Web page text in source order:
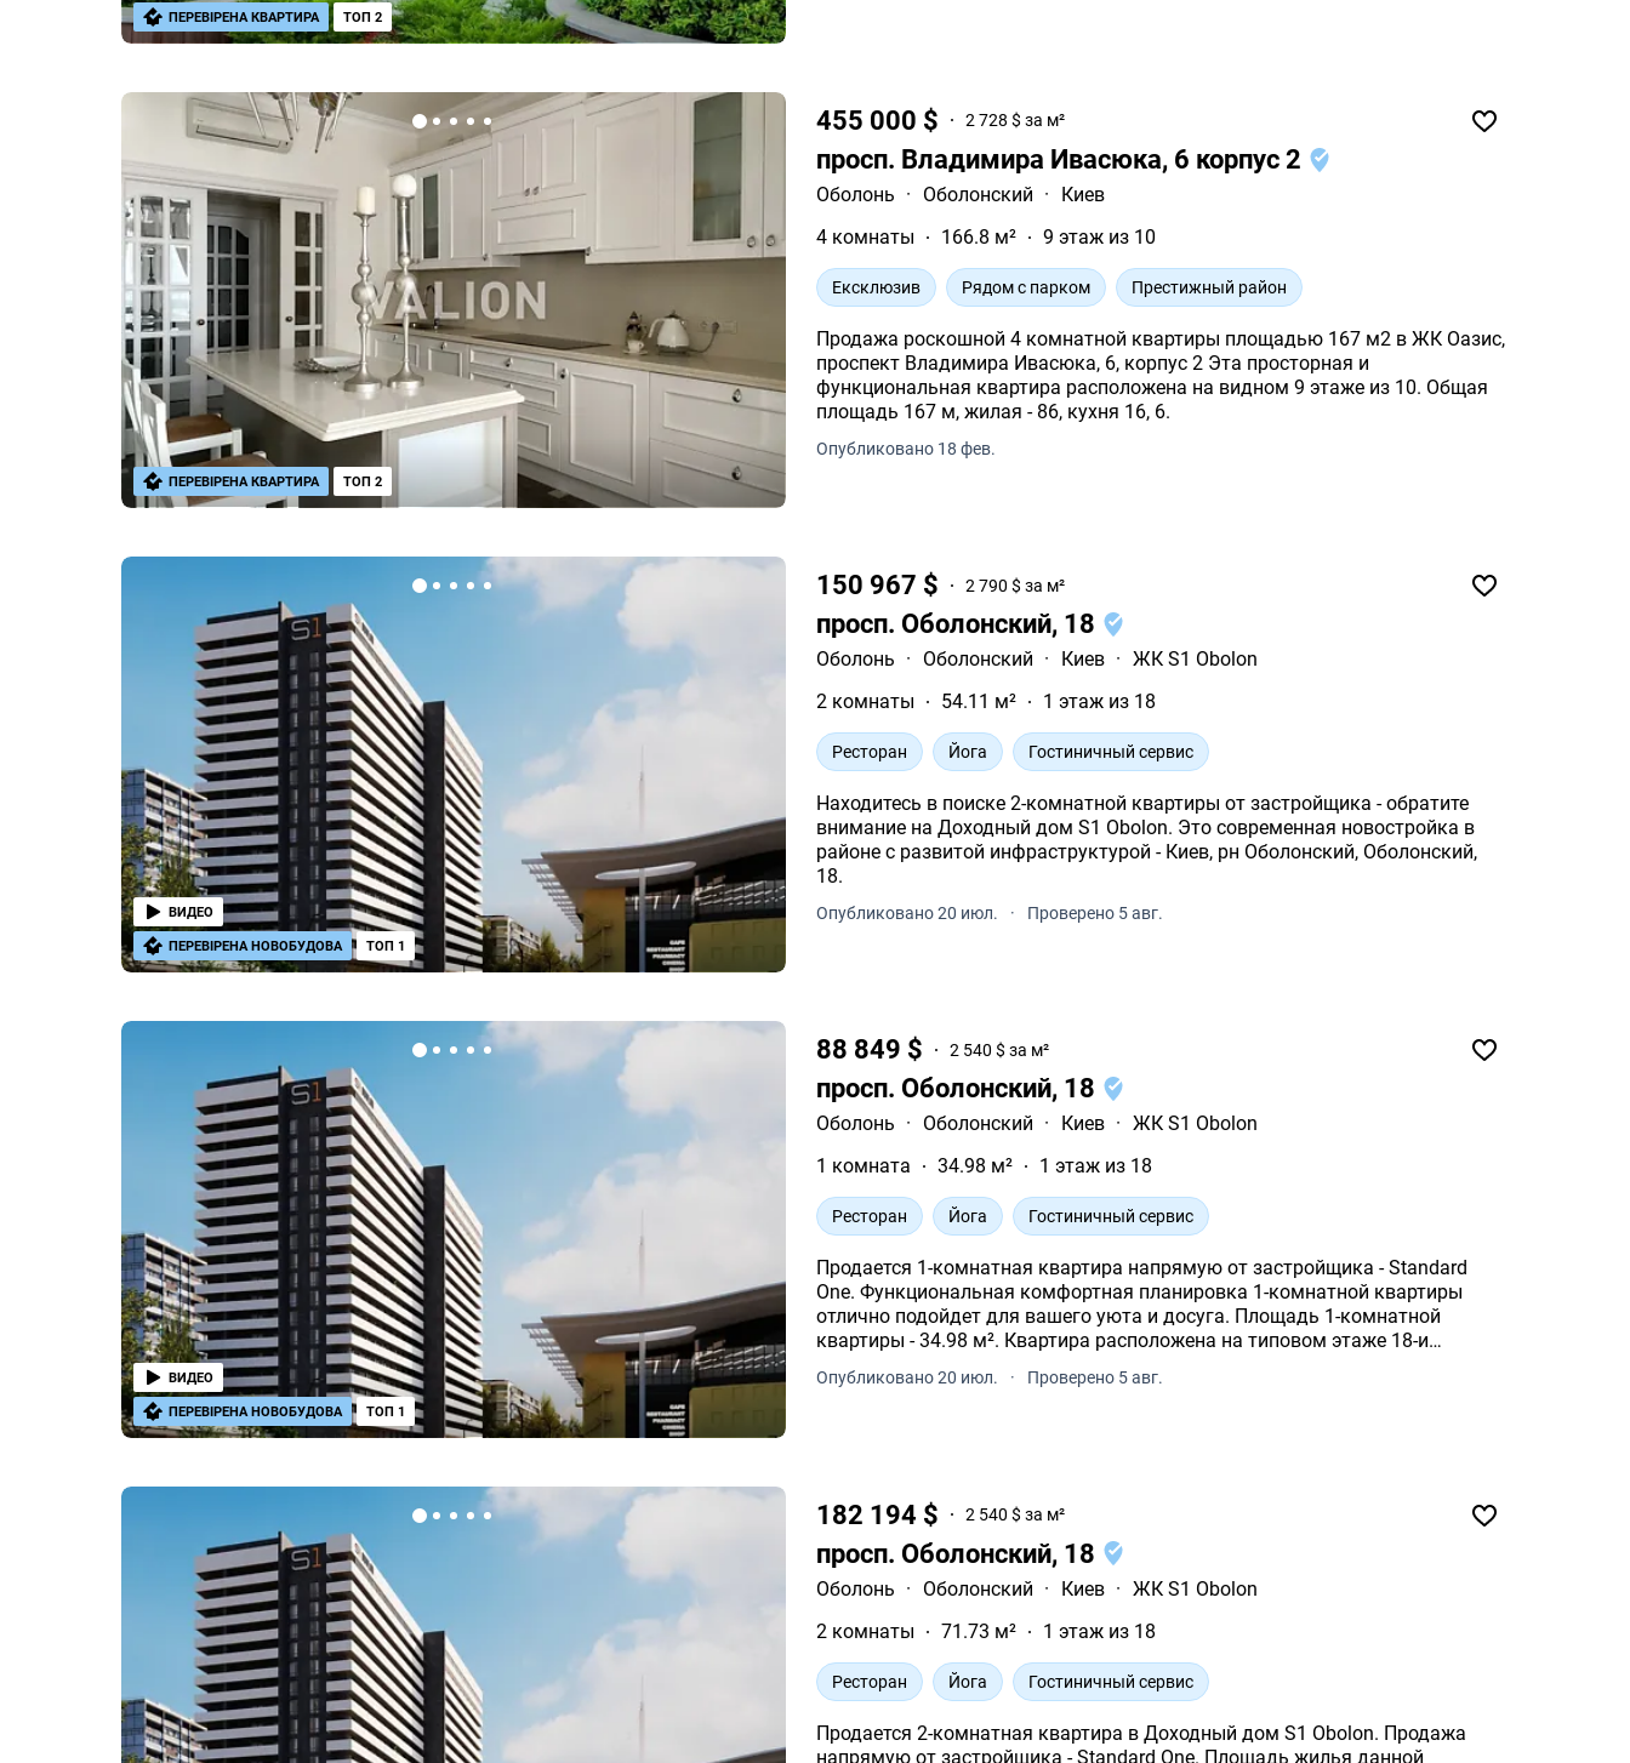
ПЕРЕВІРЕНА КВАРТИРА ТОП 2
455 000 $ 2 728 $ за м²
просп. Владимира Ивасюка, 6 корпус 2
Оболонь · Оболонский ·
Киев
4 комнаты
166.8 м² 9 этаж из 10
Ексклюзив Рядом с парком Престижный район
Продажа роскошной 4 комнатной квартиры площадью 167 м2 в ЖК Оазис,
проспект Владимира Ивасюка, 6, корпус 2 Эта просторная и
функциональная квартира расположена на видном 9 этаже из 10. Общая
площадь 167 м, жилая - 86, кухня 16, 6.
Опубликовано 18 фев.
ПЕРЕВІРЕНА КВАРТИРА ТОП 2
150 967 $ 2 790 $ за м²
просп. Оболонский, 18
Оболонь · Оболонский · Киев · ЖК S1 Obolon
2 комнаты
54.11 м² 1 этаж из 18
Ресторан Йога Гостиничный сервис
Находитесь в поиске 2-комнатной квартиры от застройщика - обратите
внимание на Доходный дом S1 Obolon. Это современная новостройка в
районе с развитой инфраструктурой - Киев, рн Оболонский, Оболонский,
18.
Опубликовано 20 июл. · Проверено 5 авг.
ВИДЕО
ПЕРЕВІРЕНА НОВОБУДОВА ТОП 1
88 849 $ 2 540 $ за м²
просп. Оболонский, 18
Оболонь · Оболонский · Киев · ЖК S1 Obolon
1 комната
34.98 м² 1 этаж из 18
Ресторан Йога Гостиничный сервис
Продается 1-комнатная квартира напрямую от застройщика - Standard
One. Функциональная комфортная планировка 1-комнатной квартиры
отлично подойдет для вашего уюта и досуга. Площадь 1-комнатной
квартиры - 34.98 м². Квартира расположена на типовом этаже 18-и
этажного дома.
Опубликовано 20 июл. · Проверено 5 авг.
ВИДЕО
ПЕРЕВІРЕНА НОВОБУДОВА ТОП 1
182 194 $ 2 540 $ за м²
просп. Оболонский, 18
Оболонь · Оболонский · Киев · ЖК S1 Obolon
2 комнаты
71.73 м² 1 этаж из 18
Ресторан Йога Гостиничный сервис
Продается 2-комнатная квартира в Доходный дом S1 Obolon. Продажа
напрямую от застройщика - Standard One. Площадь жилья данной